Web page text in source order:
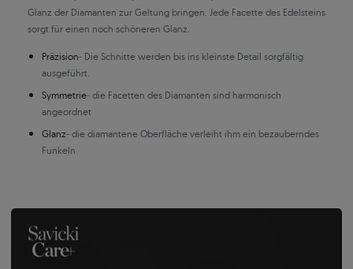
Glanz der Diamanten zur Geltung bringen. Jede Facette des Edelsteins
sorgt für einen noch schöneren Glanz.
Präzision- Die Schnitte werden bis ins kleinste Detail sorgfältig
ausgeführt.
Symmetrie- die Facetten des Diamanten sind harmonisch
angeordnet
Glanz- die diamantene Oberfläche verleiht ihm ein bezauberndes
Funkeln